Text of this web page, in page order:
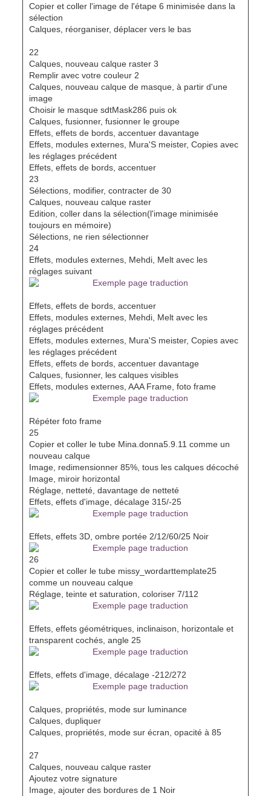
Copier et coller l'image de l'étape 6 minimisée dans la
sélection
Calques, réorganiser, déplacer vers le bas
22
Calques, nouveau calque raster 3
Remplir avec votre couleur 2
Calques, nouveau calque de masque, à partir d'une
image
Choisir le masque sdtMask286 puis ok
Calques, fusionner, fusionner le groupe
Effets, effets de bords, accentuer davantage
Effets, modules externes, Mura'S meister, Copies avec
les réglages précédent
Effets, effets de bords, accentuer
23
Sélections, modifier, contracter de 30
Calques, nouveau calque raster
Edition, coller dans la sélection(l'image minimisée
toujours en mémoire)
Sélections, ne rien sélectionner
24
Effets, modules externes, Mehdi, Melt avec les
réglages suivant
Effets, effets de bords, accentuer
Effets, modules externes, Mehdi, Melt avec les
réglages précédent
Effets, modules externes, Mura'S meister, Copies avec
les réglages précédent
Effets, effets de bords, accentuer davantage
Calques, fusionner, les calques visibles
Effets, modules externes, AAA Frame, foto frame
Répéter foto frame
25
Copier et coller le tube Mina.donna5.9.11 comme un
nouveau calque
Image, redimensionner 85%, tous les calques décoché
Image, miroir horizontal
Réglage, netteté, davantage de netteté
Effets, effets d'image, décalage 315/-25
Effets, effets 3D, ombre portée 2/12/60/25 Noir
26
Copier et coller le tube missy_wordarttemplate25
comme un nouveau calque
Réglage, teinte et saturation, coloriser 7/112
Effets, effets géométriques, inclinaison, horizontale et
transparent cochés, angle 25
Effets, effets d'image, décalage -212/272
Calques, propriétés, mode sur luminance
Calques, dupliquer
Calques, propriétés, mode sur écran, opacité à 85
27
Calques, nouveau calque raster
Ajoutez votre signature
Image, ajouter des bordures de 1 Noir